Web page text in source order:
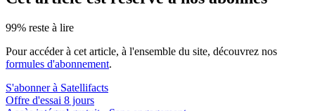
99% reste à lire
Pour accéder à cet article, à l'ensemble du site, découvrez nos
formules d'abonnement.
S'abonner à Satellifacts
Offre d'essai 8 jours